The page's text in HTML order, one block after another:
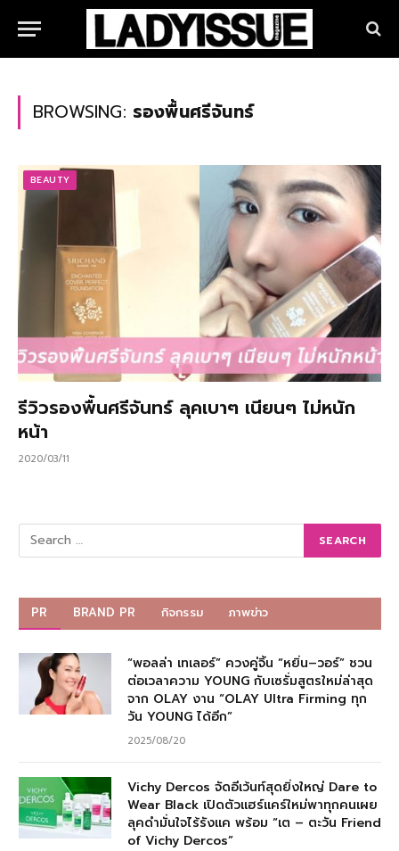
BROWSING: รองพื้นศรีจันทร์
BEAUTY
รีวิวรองพื้นศรีจันทร์ ลุคเบาๆ เนียนๆ ไม่หนัก
หน้า
2020/03/11
PR BRAND PR กิจกรรม ภาพข่าว
“พอลล่า เทเลอร์” ควงคู่จิ้น “หยิ่น–วอร์” ชวน
ต่อเวลาความ YOUNG กับเซรั่มสูตรใหม่ล่าสุด
จาก OLAY งาน “OLAY Ultra Firming ทุก
วัน YOUNG ได้อีก”
2025/08/20
Vichy Dercos จัดอีเว้นท์สุดยิ่งใหญ่ Dare to
Wear Black เปิดตัวแฮร์แคร์ใหม่พาทุกคนเผย
ลุคดำมั่นใจไร้รังแค พร้อม “เต – ตะวัน Friend
of Vichy Dercos”